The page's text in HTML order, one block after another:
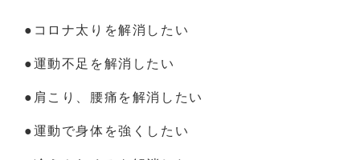
●コロナ太りを解消したい
●運動不足を解消したい
●肩こり、腰痛を解消したい
●運動で身体を強くしたい